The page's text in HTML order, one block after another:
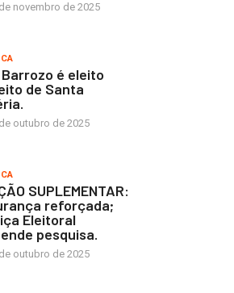
novembro de 2025
é eleito
de Santa
outubro de 2025
SUPLEMENTAR:
reforçada;
Eleitoral
pesquisa.
outubro de 2025